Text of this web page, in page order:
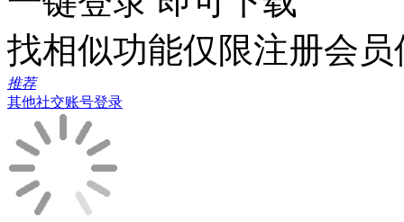
找相似功能仅限注册会
推荐
其他社交账号登录